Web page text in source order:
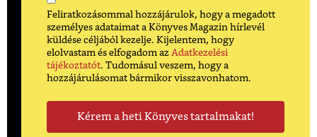
Feliratkozásommal hozzájárulok, hogy a megadott
személyes adataimat a Könyves Magazin hírlevél
küldése céljából kezelje. Kijelentem, hogy
elolvastam és elfogadom az Adatkezelési
tájékoztatót. Tudomásul veszem, hogy a
hozzájárulásomat bármikor visszavonhatom.